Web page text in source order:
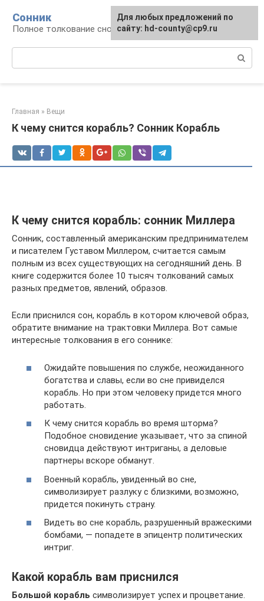
контенту
Сонник
Полное толкование снов
Главная » Вещи
К чему снится корабль? Сонник Корабль
К чему снится корабль: сонник Миллера
Сонник, составленный американским предпринимателем
и писателем Густавом Миллером, считается самым
полным из всех существующих на сегодняшний день. В
книге содержится более 10 тысяч толкований самых
разных предметов, явлений, образов.
Если приснился сон, корабль в котором ключевой образ,
обратите внимание на трактовки Миллера. Вот самые
интересные толкования в его соннике:
Ожидайте повышения по службе, неожиданного
богатства и славы, если во сне привиделся
корабль. Но при этом человеку придется много
работать.
К чему снится корабль во время шторма?
Подобное сновидение указывает, что за спиной
сновидца действуют интриганы, а деловые
партнеры вскоре обманут.
Военный корабль, увиденный во сне,
символизирует разлуку с близкими, возможно,
придется покинуть страну.
Видеть во сне корабль, разрушенный вражескими
бомбами, — попадете в эпицентр политических
интриг.
Какой корабль вам приснился
Большой корабль символизирует успех и процветание.
Для любых предложений по
сайту: hd-county@cp9.ru